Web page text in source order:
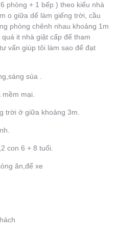
phòng + 1 bếp ) theo kiểu nhà
o giữa dể làm giếng trời, cầu
phòng chênh nhau khoảng 1m
it nhà giật cấp để tham
vấn giúp tôi làm sao để đạt
sủa .
mại.
trời ở giữa khoảng 3m.
con 6 + 8 tuổi.
ăn,để xe